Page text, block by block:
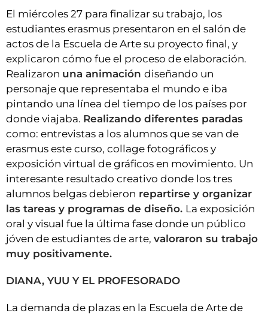
El miércoles 27 para finalizar su trabajo, los
estudiantes erasmus presentaron en el salón de
actos de la Escuela de Arte su proyecto final, y
explicaron cómo fue el proceso de elaboración.
Realizaron una animación diseñando un
personaje que representaba el mundo e iba
pintando una línea del tiempo de los países por
donde viajaba. Realizando diferentes paradas
como: entrevistas a los alumnos que se van de
erasmus este curso, collage fotográficos y
exposición virtual de gráficos en movimiento. Un
interesante resultado creativo donde los tres
alumnos belgas debieron repartirse y organizar
las tareas y programas de diseño. La exposición
oral y visual fue la última fase donde un público
jóven de estudiantes de arte, valoraron su trabajo
muy positivamente.
DIANA, YUU Y EL PROFESORADO
La demanda de plazas en la Escuela de Arte de